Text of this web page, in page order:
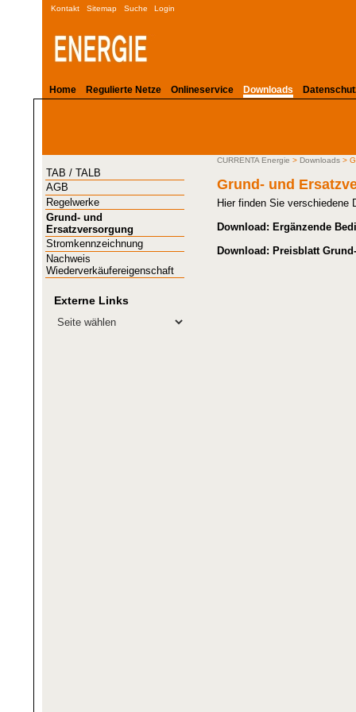
Kontakt Sitemap Suche Login
Home Regulierte Netze Onlineservice Downloads
TAB / TALB
AGB
Regelwerke
Grund- und
Ersatzversorgung
Stromkennzeichnung
Nachweis
Wiederverkäufereigenschaft
Externe Links
CURRENTA Energie > Downloads >
Grund- und
Hier finden Sie verschiedene
Download: Ergänzende
Download: Preisblatt